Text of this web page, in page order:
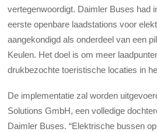
vertegenwoordigt. Daimler Buses had
eerste openbare laadstations voor
aangekondigd als onderdeel van een
Keulen. Het doel is om meer
drukbezochte toeristische locaties in
De implementatie zal worden
Solutions GmbH, een volledige
Daimler Buses. “Elektrische bussen